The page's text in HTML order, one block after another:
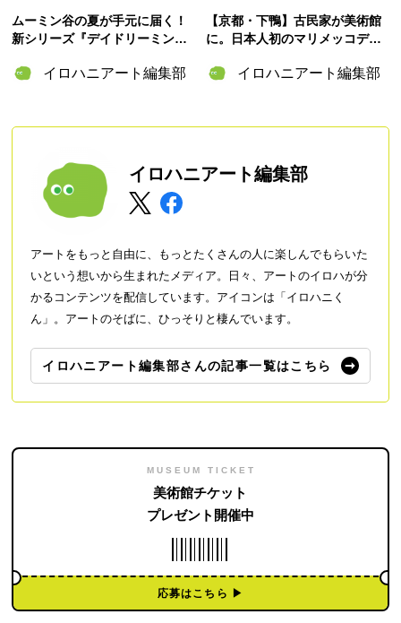
ムーミン谷の夏が手元に届く！
新シリーズ『デイドリーミング
＆「ムーミンの日」スペシャル
イロハニアート編集部
【京都・下鴨】古民家が美術館
に。日本人初のマリメッコデザ
どる「WAKISAKA KATSUJI /S
イロハニアート編集部
イロハニアート編集部
アートをもっと自由に、もっとたくさんの人に楽しんでもらいた
いという想いから生まれたメディア。日々、アートのイロハが分
かるコンテンツを配信しています。アイコンは「イロハニく
ん」。アートのそばに、ひっそりと棲んでいます。
イロハニアート編集部さんの記事一覧はこちら
MUSEUM TICKET
美術館チケット
プレゼント開催中
応募はこちら ▶︎